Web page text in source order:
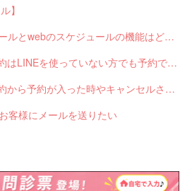
】
Q-2522 Shopのスケジュールとwebのスケジュールの機能はどう違いますか？
Q-2552 LINE対応Web予約はLINEを使っていない方でも予約できますか？
Q-2551 LINE対応Web予約から予約が入った時やキャンセルされた時、サロンやお客様へは通知されますか？
客様にメールを送りたい